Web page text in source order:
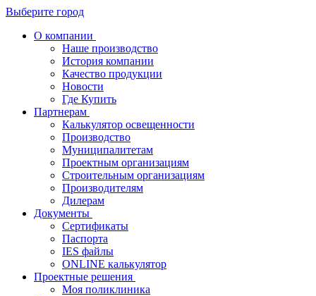
Выберите город
О компании
Наше производство
История компании
Качество продукции
Новости
Где Купить
Партнерам
Калькулятор освещенности
Производство
Муниципалитетам
Проектным организациям
Строительным организациям
Производителям
Дилерам
Документы
Сертификаты
Паспорта
IES файлы
ONLINE калькулятор
Проектные решения
Моя поликлиника